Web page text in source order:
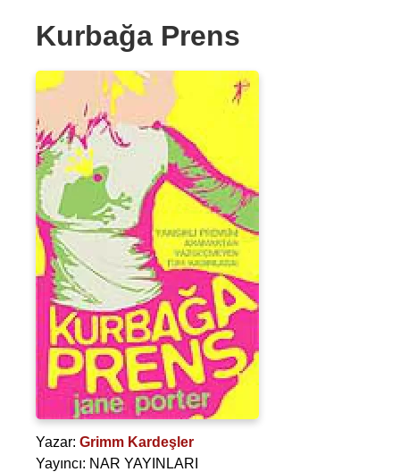
Kurbağa Prens
Yazar: Grimm Kardeşler
Yayıncı: NAR YAYINLARI